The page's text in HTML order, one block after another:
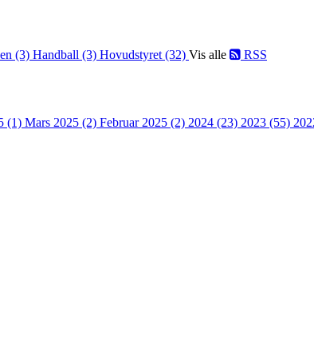
(3) Handball (3) Hovudstyret (32) Vis alle RSS
(1) Mars 2025 (2) Februar 2025 (2) 2024 (23) 2023 (55)